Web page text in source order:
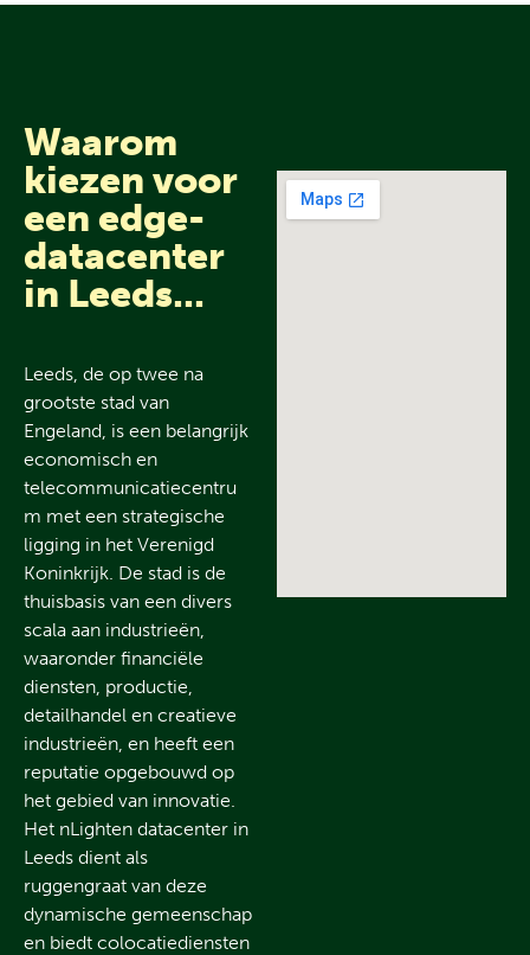
Waarom
kiezen voor
een edge-
datacenter
in Leeds...
Leeds, de op twee na
grootste stad van
Engeland, is een belangrijk
economisch en
telecommunicatiecentru
m met een strategische
ligging in het Verenigd
Koninkrijk. De stad is de
thuisbasis van een divers
scala aan industrieën,
waaronder financiële
diensten, productie,
detailhandel en creatieve
industrieën, en heeft een
reputatie opgebouwd op
het gebied van innovatie.
Het nLighten datacenter in
Leeds dient als
ruggengraat van deze
dynamische gemeenschap
en biedt colocatiediensten